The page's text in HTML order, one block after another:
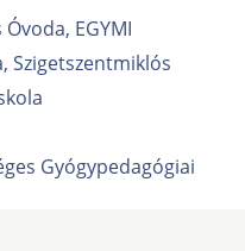
EGYMI
Szigetszentmiklós
Gyógypedagógiai